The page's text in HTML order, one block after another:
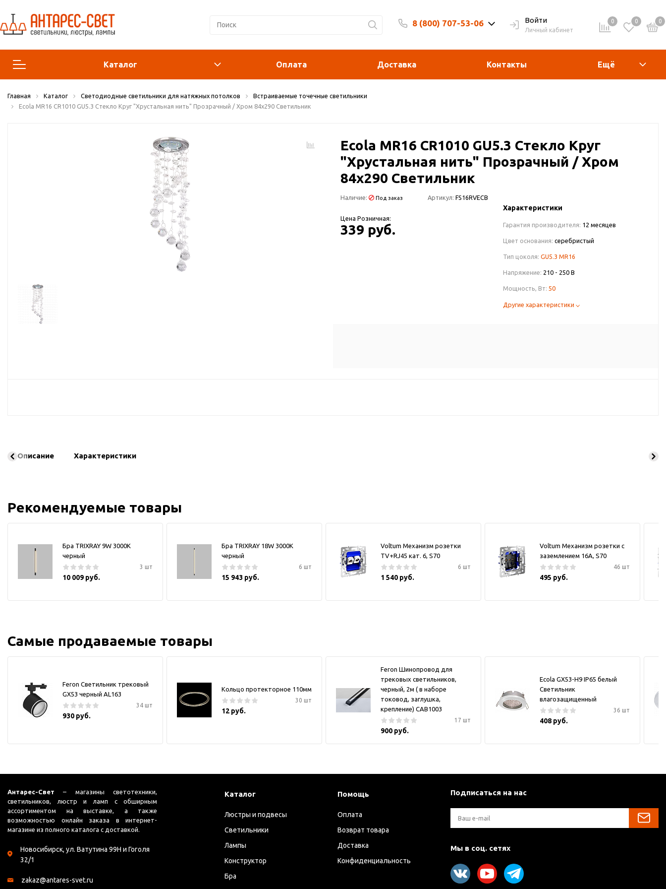
8 (800) 707-53-06 Войти
Личный кабинет
0 0 0
Каталог
Люстры и подвесы
Светодиодные ленты
Электрика
Оплата Доставка Контакты Ещё
Главная Каталог Светодиодные светильники для натяжных потолков
Встраиваемые точечные светильники
Ecola MR16 CR1010 GU5.3 Стекло Круг "Хрустальная нить" Прозрачный / Хром 84x290 Светильник
Ecola MR16 CR1010 GU5.3 Стекло Круг
"Хрустальная нить" Прозрачный / Хром
84x290 Светильник
Наличие: Под заказ Артикул: FS16RVECB
Цена Розничная:
339 руб.
Характеристики
Гарантия производителя: 12 месяцев
Цвет основания: серебристый
Тип цоколя: GU5.3 MR16
Напряжение: 210 - 250 В
Мощность, Вт: 50
Другие характеристики
Описание Характеристики
Рекомендуемые товары
Бра TRIXRAY 9W 3000К
черный
3 шт
10 009 руб.
Бра TRIXRAY 18W 3000К
черный
6 шт
15 943 руб.
Voltum Механизм розетки
TV+RJ45 кат. 6, S70
6 шт
1 540 руб.
Voltum Механизм розетки с
заземлением 16А, S70
46 шт
495 руб.
Самые продаваемые товары
Feron Светильник трековый
GX53 черный AL163
34 шт
930 руб.
Кольцо протекторное 110мм
30 шт
12 руб.
Feron Шинопровод для
трековых светильников,
черный, 2м ( в наборе
токовод, заглушка,
крепление) CAB1003
17 шт
900 руб.
Ecola GX53-H9 IP65 белый
Светильник
влагозащищенный
36 шт
408 руб.
Антарес-Свет – магазины светотехники,
светильников, люстр и ламп с обширным
ассортиментом на выставке, а также
возможностью онлайн заказа в интернет-
магазине из полного каталога с доставкой.
Новосибирск, ул. Ватутина 99Н и Гоголя
32/1
zakaz@antares-svet.ru
Каталог
Люстры и подвесы
Светильники
Лампы
Конструктор
Бра
Помощь
Оплата
Возврат товара
Доставка
Конфиденциальность
Подписаться на нас
Мы в соц. сетях